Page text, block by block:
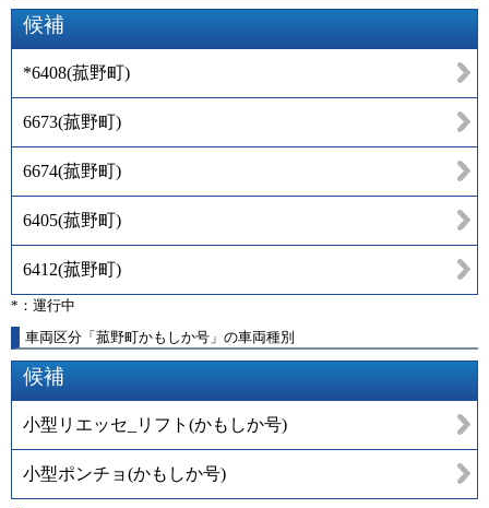
候補
*6408(菰野町)
6673(菰野町)
6674(菰野町)
6405(菰野町)
6412(菰野町)
*：運行中
車両区分「菰野町かもしか号」の車両種別
候補
小型リエッセ_リフト(かもしか号)
小型ポンチョ(かもしか号)